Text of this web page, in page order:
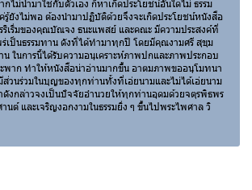
ไม่นำมาใช้กับตัวเอง ก็หาเกิดประโยชน์อันใดไม่ ธรรม
รู้ยังไม่พอ ต้องนำมาปฏิบัติด้วยจึงจะเกิดประโยชน์หนังสือ
ริเริ่มของคุณบัณจง ธนะแพสย์ และคณะ มีความประสงค์ที่
เป็นธรรมทาน ดังที่ได้ทำมาทุกปี โดยมีคุณงามศรี สุขุม
ในการนี้ได้รับความอนุเคราะห์ภาพปกและภาพประกอบ
าก ทำให้หนังสือน่าอ่านมากขึ้น อาตมภาพขออนุโมทนา
ส่วนร่วมในบุญของทุกท่านทั้งที่เอ่ยนามและไม่ได้เอ่ยนาม
งกล่าวจงเป็นปัจจัยอำนวยให้ทุกท่านอุดมด้วยจตุรพิธพร
นต์ และเจริญงอกงามในธรรมยิ่ง ๆ ขึ้นไปพระไพศาล วิ